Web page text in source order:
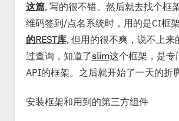
这篇, 写的很不错。然后就去找个框
维码签到/点名系统时，用的是CI框
的REST库, 但用的很不爽，说不上来
过查询，知道了slim这个框架，是专
API的框架。之后就开始了一天的折腾
安装框架和用到的第三方组件